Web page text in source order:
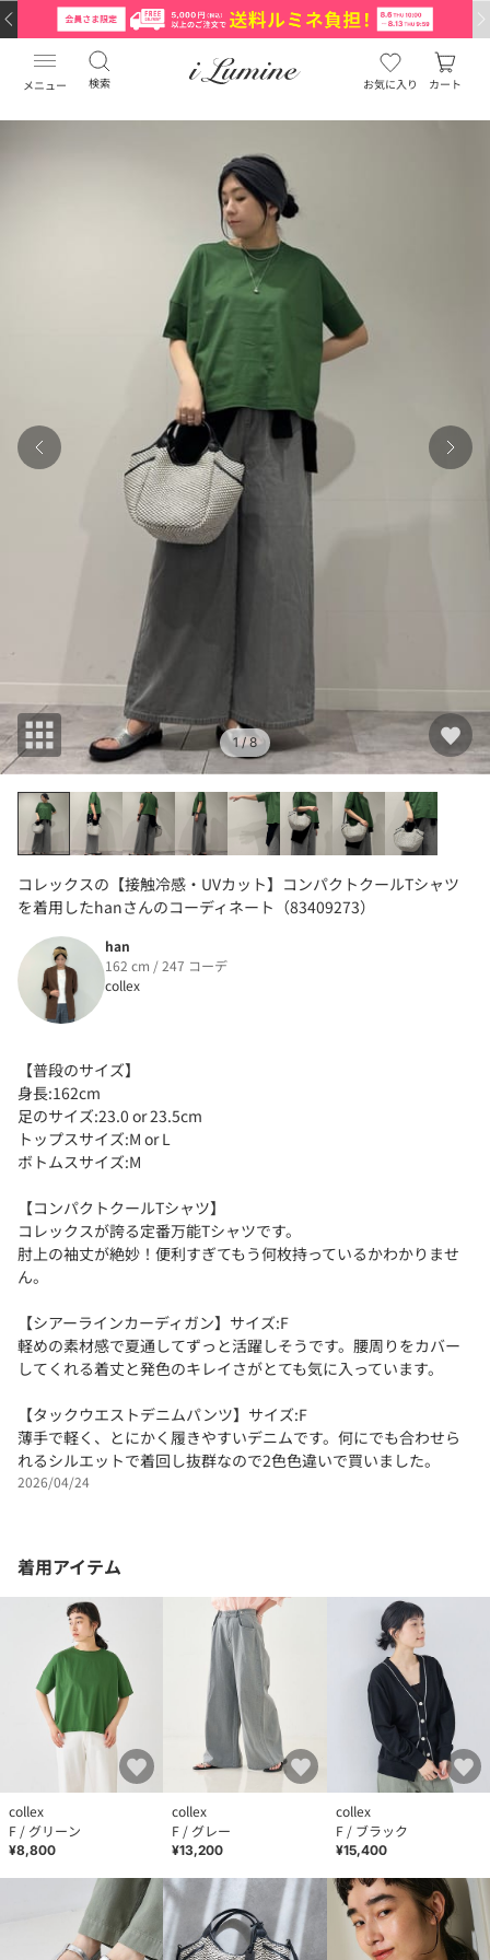
メニュー 検索 お気に入り カート
1/ 8
コレックスの【接触冷感・UVカット】コンパクトクールTシャツ
を着用したhanさんのコーディネート（83409273）
han
162 cm / 247 コーデ
collex
【普段のサイズ】
身長:162cm
足のサイズ:23.0 or 23.5cm
トップスサイズ:M or L
ボトムスサイズ:M
【コンパクトクールTシャツ】
コレックスが誇る定番万能Tシャツです。
肘上の袖丈が絶妙！便利すぎてもう何枚持っているかわかりませ
ん。
【シアーラインカーディガン】サイズ:F
軽めの素材感で夏通してずっと活躍しそうです。腰周りをカバー
してくれる着丈と発色のキレイさがとても気に入っています。
【タックウエストデニムパンツ】サイズ:F
薄手で軽く、とにかく履きやすいデニムです。何にでも合わせら
れるシルエットで着回し抜群なので2色色違いで買いました。
2026/04/24
着用アイテム
collex
F / グリーン
¥8,800
collex
F / グレー
¥13,200
collex
F / ブラック
¥15,400